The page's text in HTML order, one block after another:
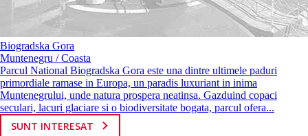
Biogradska Gora
Muntenegru / Coasta
Parcul National Biogradska Gora este una dintre ultimele paduri
primordiale ramase in Europa, un paradis luxuriant in inima
Muntenegrului, unde natura prospera neatinsa. Gazduind copaci
seculari, lacuri glaciare si o biodiversitate bogata, parcul ofera...
SUNT INTERESAT